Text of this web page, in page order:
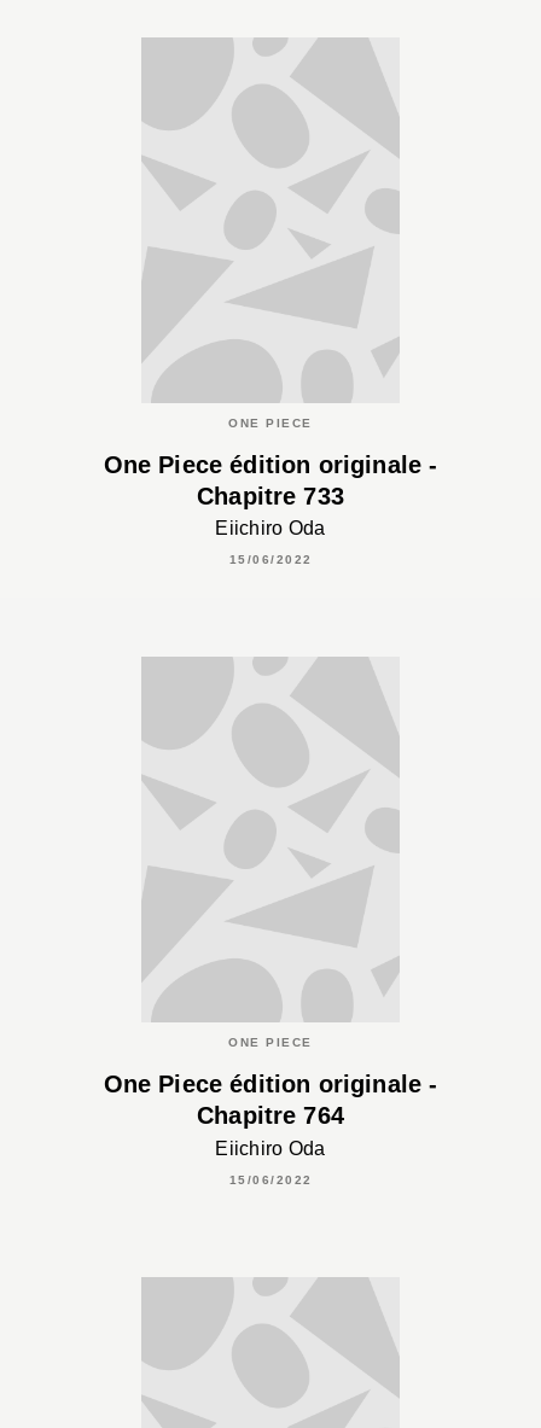
ONE PIECE
One Piece édition originale -
Chapitre 733
Eiichiro Oda
15/06/2022
ONE PIECE
One Piece édition originale -
Chapitre 764
Eiichiro Oda
15/06/2022